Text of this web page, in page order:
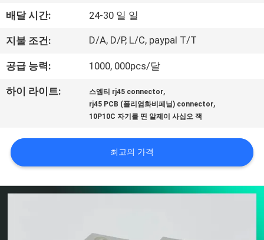
공
장
여
행
품
질
관
배달 시간: 24-30 일 일
지불 조건: D/A, D/P, L/C, paypal T/T
공급 능력: 1000, 000pcs/달
하이 라이트: 스엠티 rj45 connector,
rj45 PCB (폴리염화비페닐) connector,
10P10C 자기를 띤 알제이 사십오 잭
최고의 가격